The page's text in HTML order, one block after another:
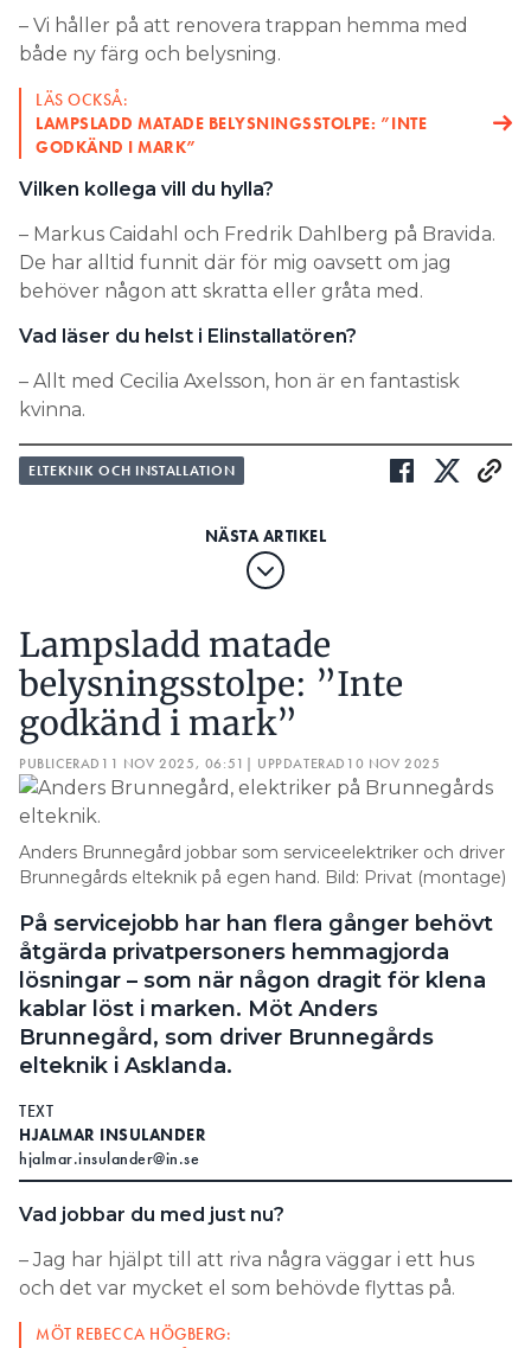
– Vi håller på att renovera trappan hemma med
både ny färg och belysning.
LÄS OCKSÅ:
LAMPSLADD MATADE BELYSNINGSSTOLPE: ”INTE
GODKÄND I MARK”
Vilken kollega vill du hylla?
– Markus Caidahl och Fredrik Dahlberg på Bravida.
De har alltid funnit där för mig oavsett om jag
behöver någon att skratta eller gråta med.
Vad läser du helst i Elinstallatören?
– Allt med Cecilia Axelsson, hon är en fantastisk
kvinna.
ELTEKNIK OCH INSTALLATION
Lampsladd matade
belysningsstolpe: ”Inte
godkänd i mark”
PUBLICERAD 11 NOV 2025, 06:51 | UPPDATERAD 10 NOV 2025
Anders Brunnegård jobbar som serviceelektriker och driver
Brunnegårds elteknik på egen hand. Bild: Privat (montage)
På servicejobb har han flera gånger behövt
åtgärda privatpersoners hemmagjorda
lösningar – som när någon dragit för klena
kablar löst i marken. Möt Anders
Brunnegård, som driver Brunnegårds
elteknik i Asklanda.
TEXT
HJALMAR INSULANDER
hjalmar.insulander@in.se
Vad jobbar du med just nu?
– Jag har hjälpt till att riva några väggar i ett hus
och det var mycket el som behövde flyttas på.
MÖT REBECCA HÖGBERG: